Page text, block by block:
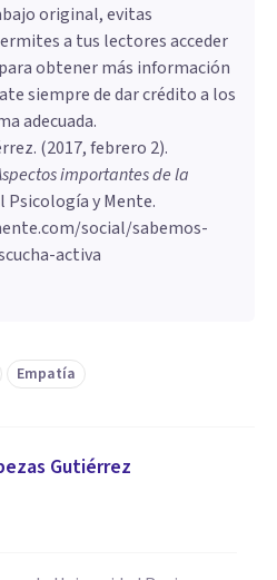
original, evitas
a tus lectores acceder
obtener más información
siempre de dar crédito a los
adecuada.
. (2017, febrero 2).
importantes de la
Psicología y Mente.
social/sabemos-
activa
Empatía
Gutiérrez